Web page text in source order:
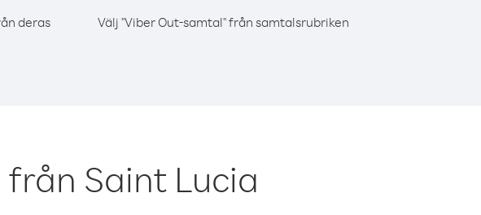
deras
Välj "Viber Out-samtal" från samtalsrubriken
Saint Lucia